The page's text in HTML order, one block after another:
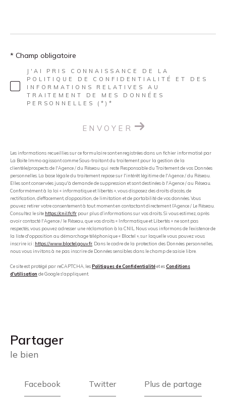
J'AI PRIS CONNAISSANCE DE LA
POLITIQUE DE CONFIDENTIALITÉ ET DES
INFORMATIONS RELATIVES AU
TRAITEMENT DE MES DONNÉES
PERSONNELLES (*)*
* Champ obligatoire
ENVOYER
Les informations recueillies sur ce formulaire sont enregistrées dans un fichier informatisé par
La Boite Immo agissant comme Sous-traitant du traitement pour la gestion de la
clientèle/prospects de l'Agence / du Réseau qui reste Responsable du Traitement de vos Données
personnelles. La base légale du traitement repose sur l'intérêt légitime de l'Agence / du Réseau.
Elles sont conservées jusqu'à demande de suppression et sont destinées à l'Agence / au Réseau.
Conformément à la loi « informatique et libertés », vous disposez des droits d’accès, de
rectification, d’effacement, d’opposition, de limitation et de portabilité de vos données. Vous
pouvez retirer votre consentement à tout moment en contactant directement l’Agence / Le Réseau.
Consultez le site https://cnil.fr/fr pour plus d’informations sur vos droits. Si vous estimez, après
avoir contacté l'Agence / le Réseau, que vos droits « Informatique et Libertés » ne sont pas
respectés, vous pouvez adresser une réclamation à la CNIL. Nous vous informons de l’existence de
la liste d'opposition au démarchage téléphonique « Bloctel », sur laquelle vous pouvez vous
inscrire ici : https://www.bloctel.gouv.fr . Dans le cadre de la protection des Données personnelles,
nous vous invitons à ne pas inscrire de Données sensibles dans le champ de saisie libre.
Ce site est protégé par reCAPTCHA, lesPolitiques de Confidentialitéet esConditions
d'utilisation de Google s'appliquent.
partager
le bien
Facebook Twitter Plus de partage